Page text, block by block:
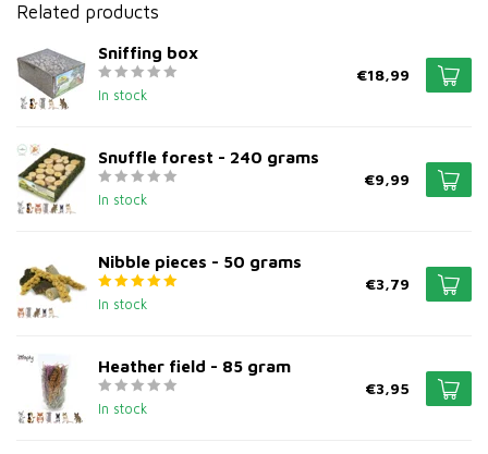
Related products
Sniffing box
In stock
€18,99
Snuffle forest - 240 grams
In stock
€9,99
Nibble pieces - 50 grams
In stock
€3,79
Heather field - 85 gram
In stock
€3,95